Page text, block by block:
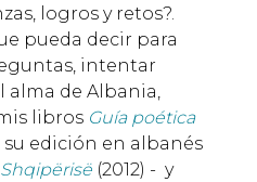
logros y retos?.
pueda decir para
intentar
alma de Albania,
libros Guía poética
su edición en albanés
(2012) - y